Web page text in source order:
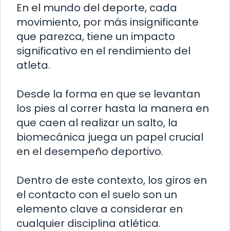
En el mundo del deporte, cada
movimiento, por más insignificante
que parezca, tiene un impacto
significativo en el rendimiento del
atleta.
Desde la forma en que se levantan
los pies al correr hasta la manera en
que caen al realizar un salto, la
biomecánica juega un papel crucial
en el desempeño deportivo.
Dentro de este contexto, los giros en
el contacto con el suelo son un
elemento clave a considerar en
cualquier disciplina atlética.